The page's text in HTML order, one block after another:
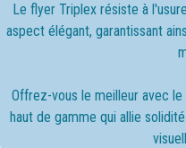
Le flyer Triplex résiste à
aspect élégant, garantissant
Offrez-vous le meilleur avec
haut de gamme qui allie